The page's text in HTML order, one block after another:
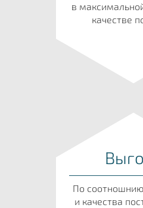
в
качестве
По
и качества